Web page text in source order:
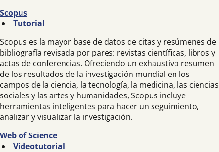
Scopus
Tutorial
Scopus es la mayor base de datos de citas y resúmenes de
bibliografía revisada por pares: revistas científicas, libros y
actas de conferencias. Ofreciendo un exhaustivo resumen
de los resultados de la investigación mundial en los
campos de la ciencia, la tecnología, la medicina, las ciencias
sociales y las artes y humanidades, Scopus incluye
herramientas inteligentes para hacer un seguimiento,
analizar y visualizar la investigación.
Web of Science
Videotutorial